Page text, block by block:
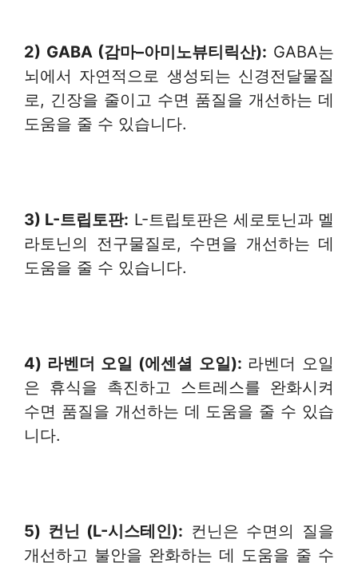
2) GABA (감마–아미노뷰티릭산): GABA는
뇌에서 자연적으로 생성되는 신경전달물질
로, 긴장을 줄이고 수면 품질을 개선하는 데
도움을 줄 수 있습니다.
3) L-트립토판: L-트립토판은 세로토닌과 멜
라토닌의 전구물질로, 수면을 개선하는 데
도움을 줄 수 있습니다.
4) 라벤더 오일 (에센셜 오일): 라벤더 오일
은 휴식을 촉진하고 스트레스를 완화시켜
수면 품질을 개선하는 데 도움을 줄 수 있습
니다.
5) 컨닌 (L-시스테인): 컨닌은 수면의 질을
개선하고 불안을 완화하는 데 도움을 줄 수